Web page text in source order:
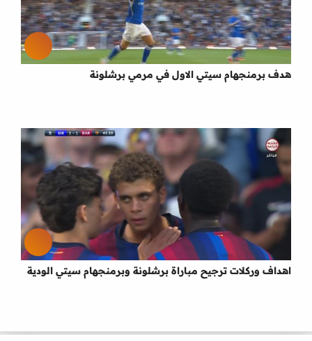
هدف برمنجهام سيتي الاول في مرمي برشلونة
اهداف وركلات ترجيح مباراة برشلونة وبرمنجهام سيتي الودية